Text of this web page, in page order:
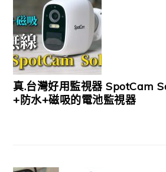
真.台灣好用監視器 SpotCam
+防水+磁吸的電池監視器